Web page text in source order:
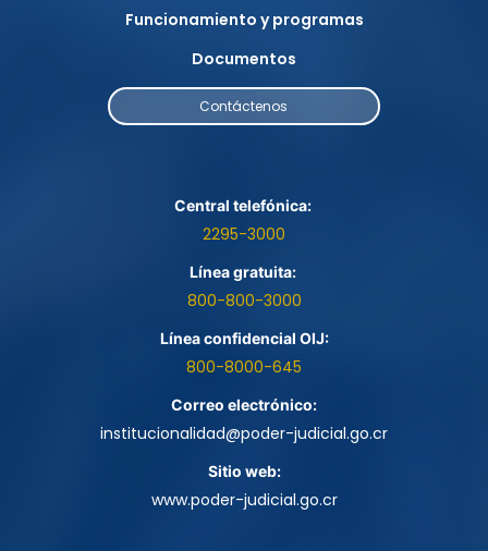
Funcionamiento y programas
Documentos
Contáctenos
Central telefónica:
2295-3000
Línea gratuita:
800-800-3000
Línea confidencial OIJ:
800-8000-645
Correo electrónico:
institucionalidad@poder-judicial.go.cr
Sitio web:
www.poder-judicial.go.cr